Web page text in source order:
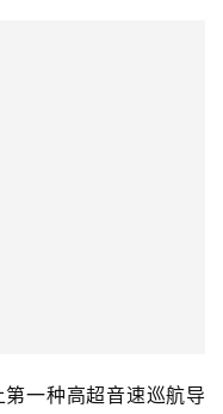
一种高超音速巡航导